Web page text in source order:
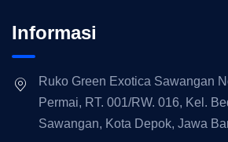
Informasi
Ruko Green Exotica Sawangan
Permai, RT. 001/RW. 016, Kel.
Sawangan, Kota Depok, Jawa